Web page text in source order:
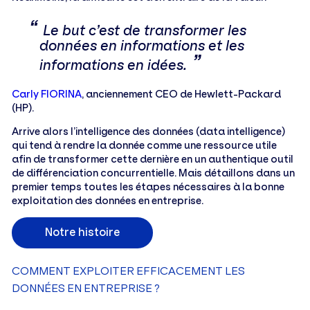
Le but c’est de transformer les
données en informations et les
informations en idées.
Carly FIORINA, anciennement CEO de Hewlett-Packard
(HP).
Arrive alors l’intelligence des données (data intelligence)
qui tend à rendre la donnée comme une ressource utile
afin de transformer cette dernière en un authentique outil
de différenciation concurrentielle. Mais détaillons dans un
premier temps toutes les étapes nécessaires à la bonne
exploitation des données en entreprise.
Notre histoire
COMMENT EXPLOITER EFFICACEMENT LES
DONNÉES EN ENTREPRISE ?